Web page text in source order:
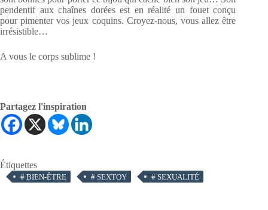
pendentif aux chaînes dorées est en réalité un fouet conçu
pour pimenter vos jeux coquins. Croyez-nous, vous allez être
irrésistible…
A vous le corps sublime !
Partagez l'inspiration
Étiquettes
# BIEN-ÊTRE # SEXTOY # SEXUALITÉ